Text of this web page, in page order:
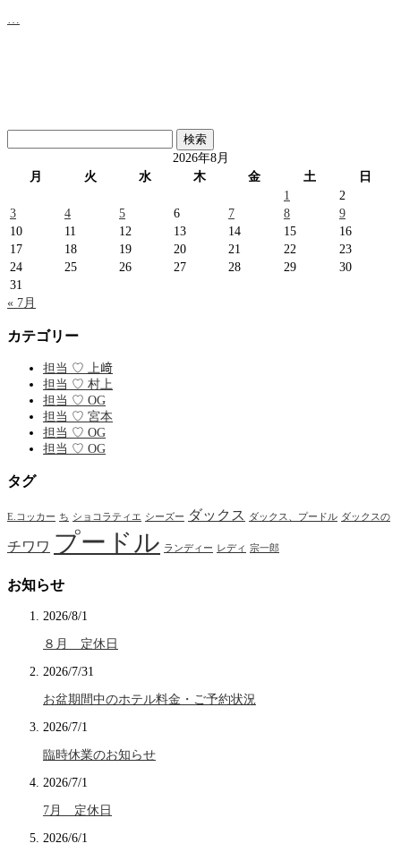
索:
2026年8月
月
火 水 木 金 土
日
1
2
3
4 5 6 7 8
9
10
11 12 13 14 15
16
17
18 19 20 21 22
23
24
25 26 27 28 29
30
31
« 7月
カテゴリー
担当 ♡ 上﨑
担当 ♡ 村上
担当 ♡ OG
担当 ♡ 宮本
担当 ♡ OG
担当 ♡ OG
タグ
E.コッカー ち ショコラティエ シーズー ダックス ダックス、プードル ダックスの
チワワ プードル ランディー レディ 宗一郎
お知らせ
2026/8/1
８月 定休日
2026/7/31
お盆期間中のホテル料金・ご予約状況
2026/7/1
臨時休業のお知らせ
2026/7/1
7月 定休日
2026/6/1